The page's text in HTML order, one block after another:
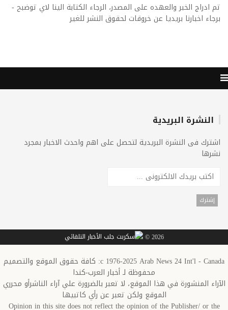
تم ادراج الخبر والعهده على المصدر، الرجاء الكتابة الينا لاي توضبح -
برجاء اخبارنا بريديا عن خروقات لحقوق النشر للغير
النشرة البريدية
اشترك فى النشرة البريدية لتحصل على اهم واحدث الاخبار بمجرد
نشرها
2026 ©
c 1976-2025 Arab News 24 Int'l - Canada: كافة حقوق الموقع والتصميم
محفوظة لـ أخبار العرب-كندا
الآراء المنشورة في هذا الموقع، لا تعبر بالضرورة علي آراء الناشرأو محرري
الموقع ولكن تعبر عن رأي كاتبيها
Opinion in this site does not reflect the opinion of the Publisher/ or the